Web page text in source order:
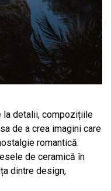
la detalii, compozițiile
de a crea imagini care
romantică.
de ceramică în
dintre design,